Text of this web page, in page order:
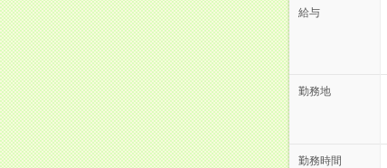
給与
勤務地
勤務時間